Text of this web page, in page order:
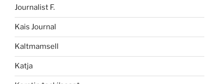
Journalist F.
Kais Journal
Kaltmamsell
Katja